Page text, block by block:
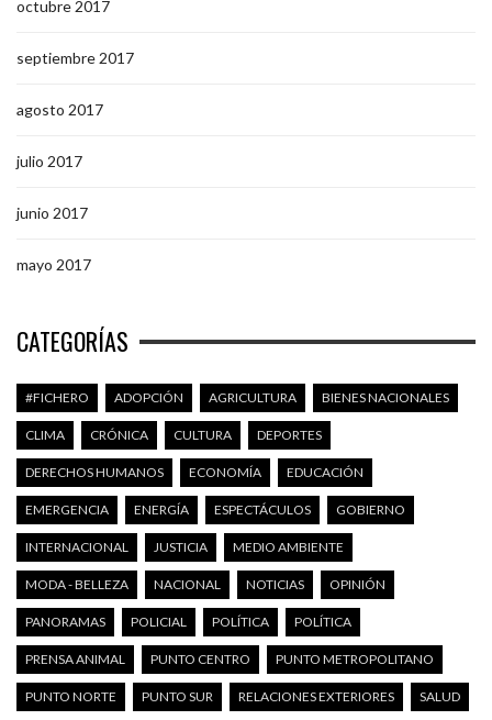
octubre 2017
septiembre 2017
agosto 2017
julio 2017
junio 2017
mayo 2017
CATEGORÍAS
#FICHERO ADOPCIÓN AGRICULTURA BIENES NACIONALES
CLIMA CRÓNICA CULTURA DEPORTES
DERECHOS HUMANOS ECONOMÍA EDUCACIÓN
EMERGENCIA ENERGÍA ESPECTÁCULOS GOBIERNO
INTERNACIONAL JUSTICIA MEDIO AMBIENTE
MODA - BELLEZA NACIONAL NOTICIAS OPINIÓN
PANORAMAS POLICIAL POLÍTICA POLÍTICA
PRENSA ANIMAL PUNTO CENTRO PUNTO METROPOLITANO
PUNTO NORTE PUNTO SUR RELACIONES EXTERIORES SALUD